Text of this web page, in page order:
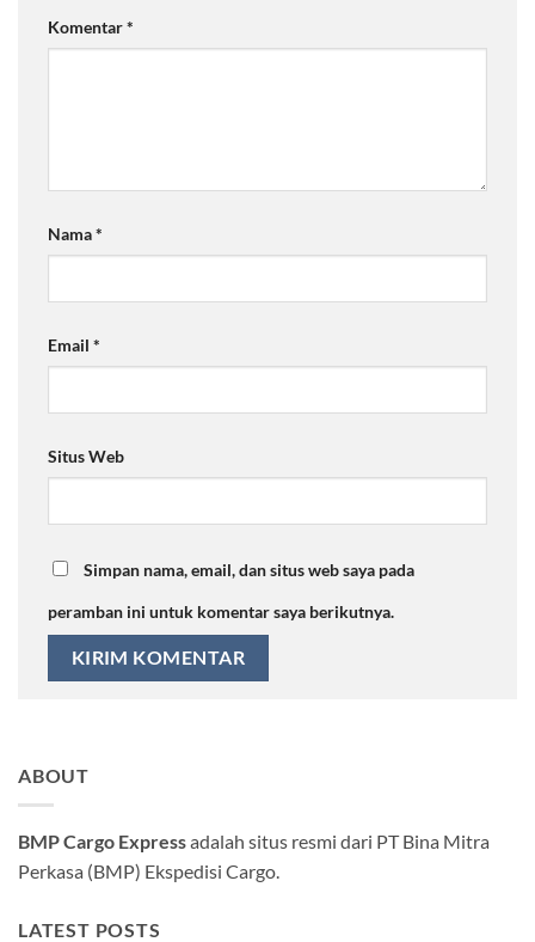
Komentar*
Nama*
Email *
Situs Web
Simpan nama, email, dan situs web saya pada
peramban ini untuk komentar saya berikutnya.
ABOUT
BMP Cargo Expressadalah situs resmi dari PT Bina Mitra
Perkasa (BMP) Ekspedisi Cargo.
LATEST POSTS